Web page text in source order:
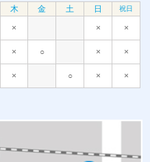
木 金 土 日 祝日
× ×
×
× ○ ×
×
× ○ × ×